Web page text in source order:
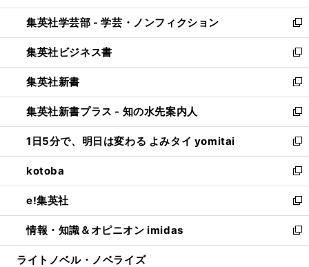
開
く
ウ
で
開
く
ン
ド
ウ
で
開
く
ウ
ィ
ン
ド
ウ
で
開
く
集英社学芸部 - 学芸・ノンフィクション
新
し
い
ウ
ィ
ン
ド
ウ
で
開
く
集英社ビジネス書
新
し
い
ウ
ィ
ン
ド
ウ
で
開
く
集英社新書
新
し
い
ウ
ィ
ン
ド
ウ
で
開
く
集英社新書プラス - 知の水先案内人
新
し
い
ウ
ィ
ン
ド
ウ
で
開
1日5分で、明日は変わる よみタイ yomitai
新
し
い
ウ
ィ
ン
ド
ウ
kotoba
新
し
い
ウ
ィ
ン
e!集英社
新
し
い
ウ
情報・知識＆オピニオン imidas
新
し
ライトノベル・ノベライズ